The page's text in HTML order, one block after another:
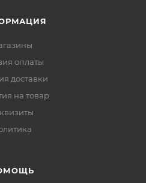
оплаты
доставки
на товар